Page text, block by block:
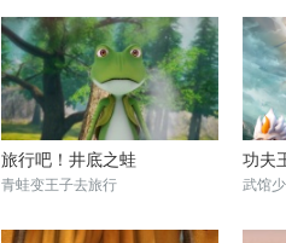
旅行吧！井底之蛙
青蛙变王子去旅行
功夫
武馆